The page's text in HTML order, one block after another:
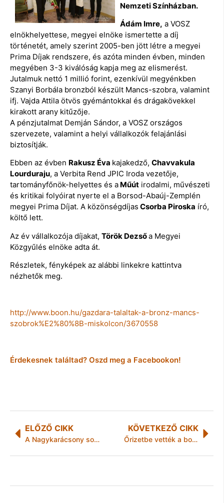
Nemzeti Színházban.
Ádám Imre, a VOSZ
elnökhelyettese, megyei elnöke ismertette a díj
történetét, amely szerint 2005-ben jött létre a megyei
Prima Díjak rendszere, és azóta minden évben, minden
megyében 3-3 kiválóság kapja meg az elismerést.
Jutalmuk nettó 1 millió forint, ezenkívül megyénkben
Szanyi Borbála bronzból készült Mancs-szobra, valamint
ifj. Vajda Attila ötvös gyémántokkal és drágakövekkel
kirakott arany kitűzője.
A pénzjutalmat Demján Sándor, a VOSZ országos
szervezete, valamint a helyi vállalkozók felajánlási
biztosítják.
Ebben az évben Rakusz Éva kajakedző, Chavvakula
Lourduraju, a Verbita Rend JPIC Iroda vezetője,
tartományfőnök-helyettes és a Műút irodalmi, művészeti
és kritikai folyóirat nyerte el a Borsod-Abaúj-Zemplén
megyei Prima Díjat. A közönségdíjas Csorba Piroska író,
költő lett.
Az év vállalkozója díjakat, Török Dezsőa Megyei
Közgyűlés elnöke adta át.
Részletek, fényképek az alábbi linkekre kattintva
nézhetők meg.
http://www.boon.hu/gazdara-talaltak-a-bronz-mancs-
szobrok%E2%80%8B-miskolcon/3670558
Érdekesnek találtad? Oszd meg a Facebookon!
ELŐZŐ CIKK
A Nagykarácsony sorsjegy megvásárlásával most bárki részese lehet egy különleges játszótér felépítésének
KÖVETKEZŐ CIKK
Őrizetbe vették a bodrogközi halálos mérgezés gyanúsítottját